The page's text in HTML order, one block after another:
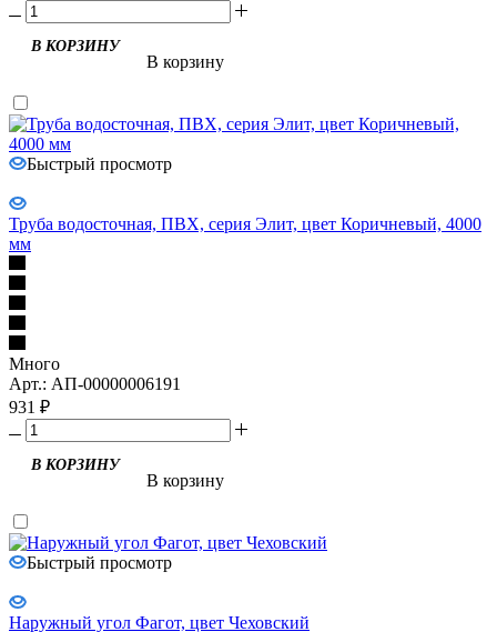
В КОРЗИНУ
В корзину
Быстрый просмотр
Труба водосточная, ПВХ, серия Элит, цвет Коричневый, 4000
мм
Много
Арт.: АП-00000006191
931 ₽
В КОРЗИНУ
В корзину
Быстрый просмотр
Наружный угол Фагот, цвет Чеховский